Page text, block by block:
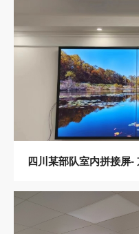
四川某部队室内拼接屏-